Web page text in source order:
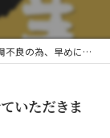
早めに閉めさせていただきますm(_ _)m
いただきま